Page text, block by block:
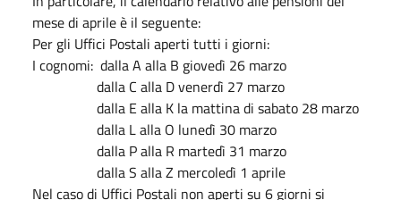
mese di aprile è il seguente:
Per gli Uffici Postali aperti tutti i giorni:
I cognomi: dalla A alla B giovedì 26 marzo
dalla C alla D venerdì 27 marzo
dalla E alla K la mattina di sabato 28 marzo
dalla L alla O lunedì 30 marzo
dalla P alla R martedì 31 marzo
dalla S alla Z mercoledì 1 aprile
Nel caso di Uffici Postali non aperti su 6 giorni si